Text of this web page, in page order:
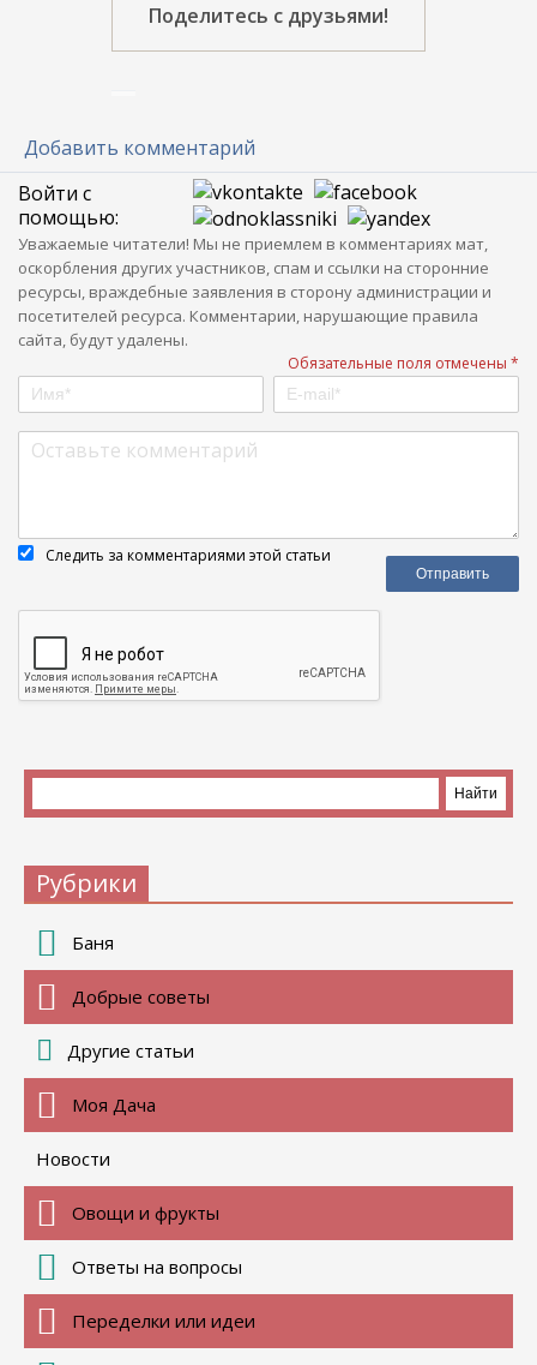
Поделитесь с друзьями!
Добавить комментарий
Войти с
помощью:
Уважаемые читатели! Мы не приемлем в комментариях мат,
оскорбления других участников, спам и ссылки на сторонние
ресурсы, враждебные заявления в сторону администрации и
посетителей ресурса. Комментарии, нарушающие правила
сайта, будут удалены.
Обязательные поля отмечены *
Следить за комментариями этой статьи
Рубрики
Баня
Добрые советы
Другие статьи
Моя Дача
Новости
Овощи и фрукты
Ответы на вопросы
Переделки или идеи